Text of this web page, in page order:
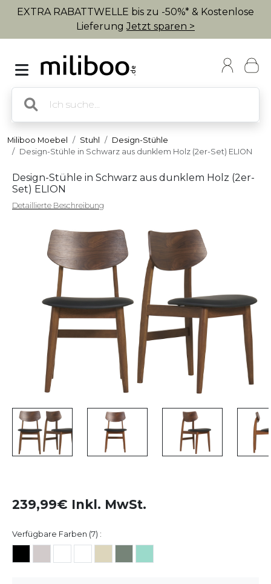
EXTRA RABATTWELLE bis zu -50%* & Kostenlose
LieferungJetzt sparen >
Miliboo Moebel Stuhl
Design-Stühle
Design-Stühle in Schwarz aus dunklem Holz (2er-Set) ELION
Design-Stühle in Schwarz aus dunklem Holz (2er-
Set) ELION
Detaillierte Beschreibung
239,99€ Inkl. MwSt.
Verfügbare Farben (7) :